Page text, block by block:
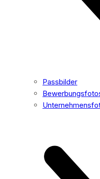
Passbilder